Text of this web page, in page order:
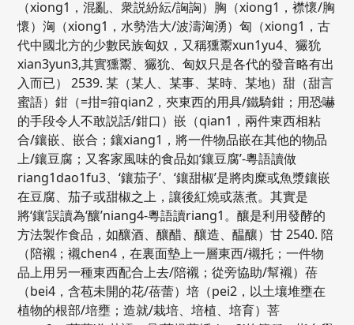
（xiong1，混亂、衆説紛紜/詾詾）胸（xiong1，襟懷/胸
懷）洶（xiong1，水勢浩大/波濤洶湧）匈（xiong1，古
代中國北方的少數民族匈奴，又稱獯鬻xun1yu4、玁狁
xian3yun3,其實獯鬻、玁狁、匈奴只是各代的發音略有出
入而已） 2539. 某（某人、某事、某時、某地）甜（甜言
蜜語）鉗（=拑=箝qian2，夾東西的用具/鐵騎鉗；用恐嚇
的手段令人不敢説話/鉗口）嵌（qian1，兩件東西相粘
合/鑲嵌、嵌合；鑲xiang1，將一件物品嵌在其他的物品
上/鑲豆腐；又客家風味的食品如‘鑲豆腐’-粵語讀做
riang1dao1fu3、‘鑲茄子’、‘鑲甜椒’是將肉糜或魚漿鑲嵌
在豆腐、茄子或甜椒之上，讓後紅燒或蒸煮。其實是
將‘鑲’誤讀為‘釀’niang4-粵語讀riang1。釀是利用發酵的
方法製作食品，如釀酒、釀醋、釀造、醖釀）甘 2540. 陪
（陪襯；襯chen4，在裏面墊上一層東西/襯托；一件物
品上用另一種東西配合上去/陪襯；從旁協助/幫襯）蓓
（bei4，含苞未開的花/蓓蕾）培（pei2，以土壤堆壅在
植物的根部/培壅；造就/栽培、培植、培育）菩